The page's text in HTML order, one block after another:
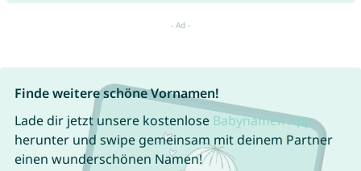
Finde weitere schöne Vornamen!
Lade dir jetzt unsere kostenlose Babynamen App
herunter und swipe gemeinsam mit deinem Partner
einen wunderschönen Namen!